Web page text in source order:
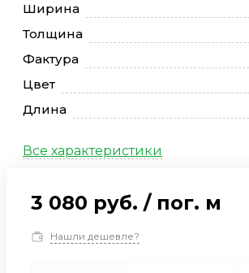
Ширина
Толщина
Фактура
Цвет
Длина
Все характеристики
3 080 руб. / пог. м
Нашли дешевле?